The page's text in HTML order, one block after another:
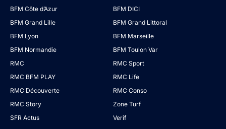
BFM Côte d’Azur
BFM DICI
BFM Grand Lille
BFM Grand Littoral
BFM Lyon
BFM Marseille
BFM Normandie
BFM Toulon Var
RMC
RMC Sport
RMC BFM PLAY
RMC Life
RMC Découverte
RMC Conso
RMC Story
Zone Turf
SFR Actus
Verif